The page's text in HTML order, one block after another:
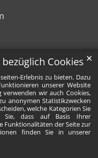
Cookies
Erlebnis zu bieten. Dazu
unserer Website
wir auch Cookies,
anonymen Statistikzwecken
welche Kategorien Sie
Sie, dass auf Basis Ihrer
Funktionalitäten der Seite zur
finden Sie in unserer
✕